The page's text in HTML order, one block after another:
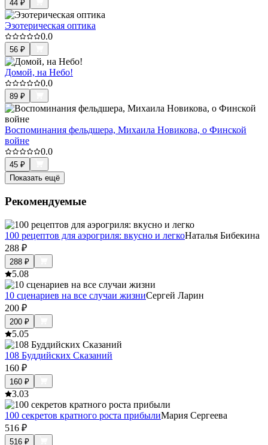
44 ₽
Эзотерическая оптика
0.0
56 ₽
Домой, на Небо!
0.0
89 ₽
Воспоминания фельдшера, Михаила Новикова, о Финской
войне
0.0
45 ₽
Показать ещё
Рекомендуемые
100 рецептов для аэрогриля: вкусно и легкоНаталья Бибекина
288 ₽
288 ₽
5.08
10 сценариев на все случаи жизниСергей Ларин
200 ₽
200 ₽
5.05
108 Буддийских Сказаний
160 ₽
160 ₽
3.03
100 секретов кратного роста прибылиМария Сергеева
516 ₽
516 ₽